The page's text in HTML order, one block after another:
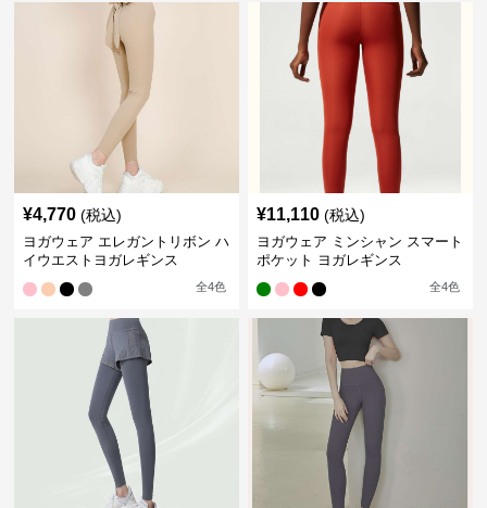
¥4,770 (税込)
ヨガウェア エレガントリボン ハ
イウエストヨガレギンス
全4色
¥11,110 (税込)
ヨガウェア ミンシャン スマート
ポケット ヨガレギンス
全4色